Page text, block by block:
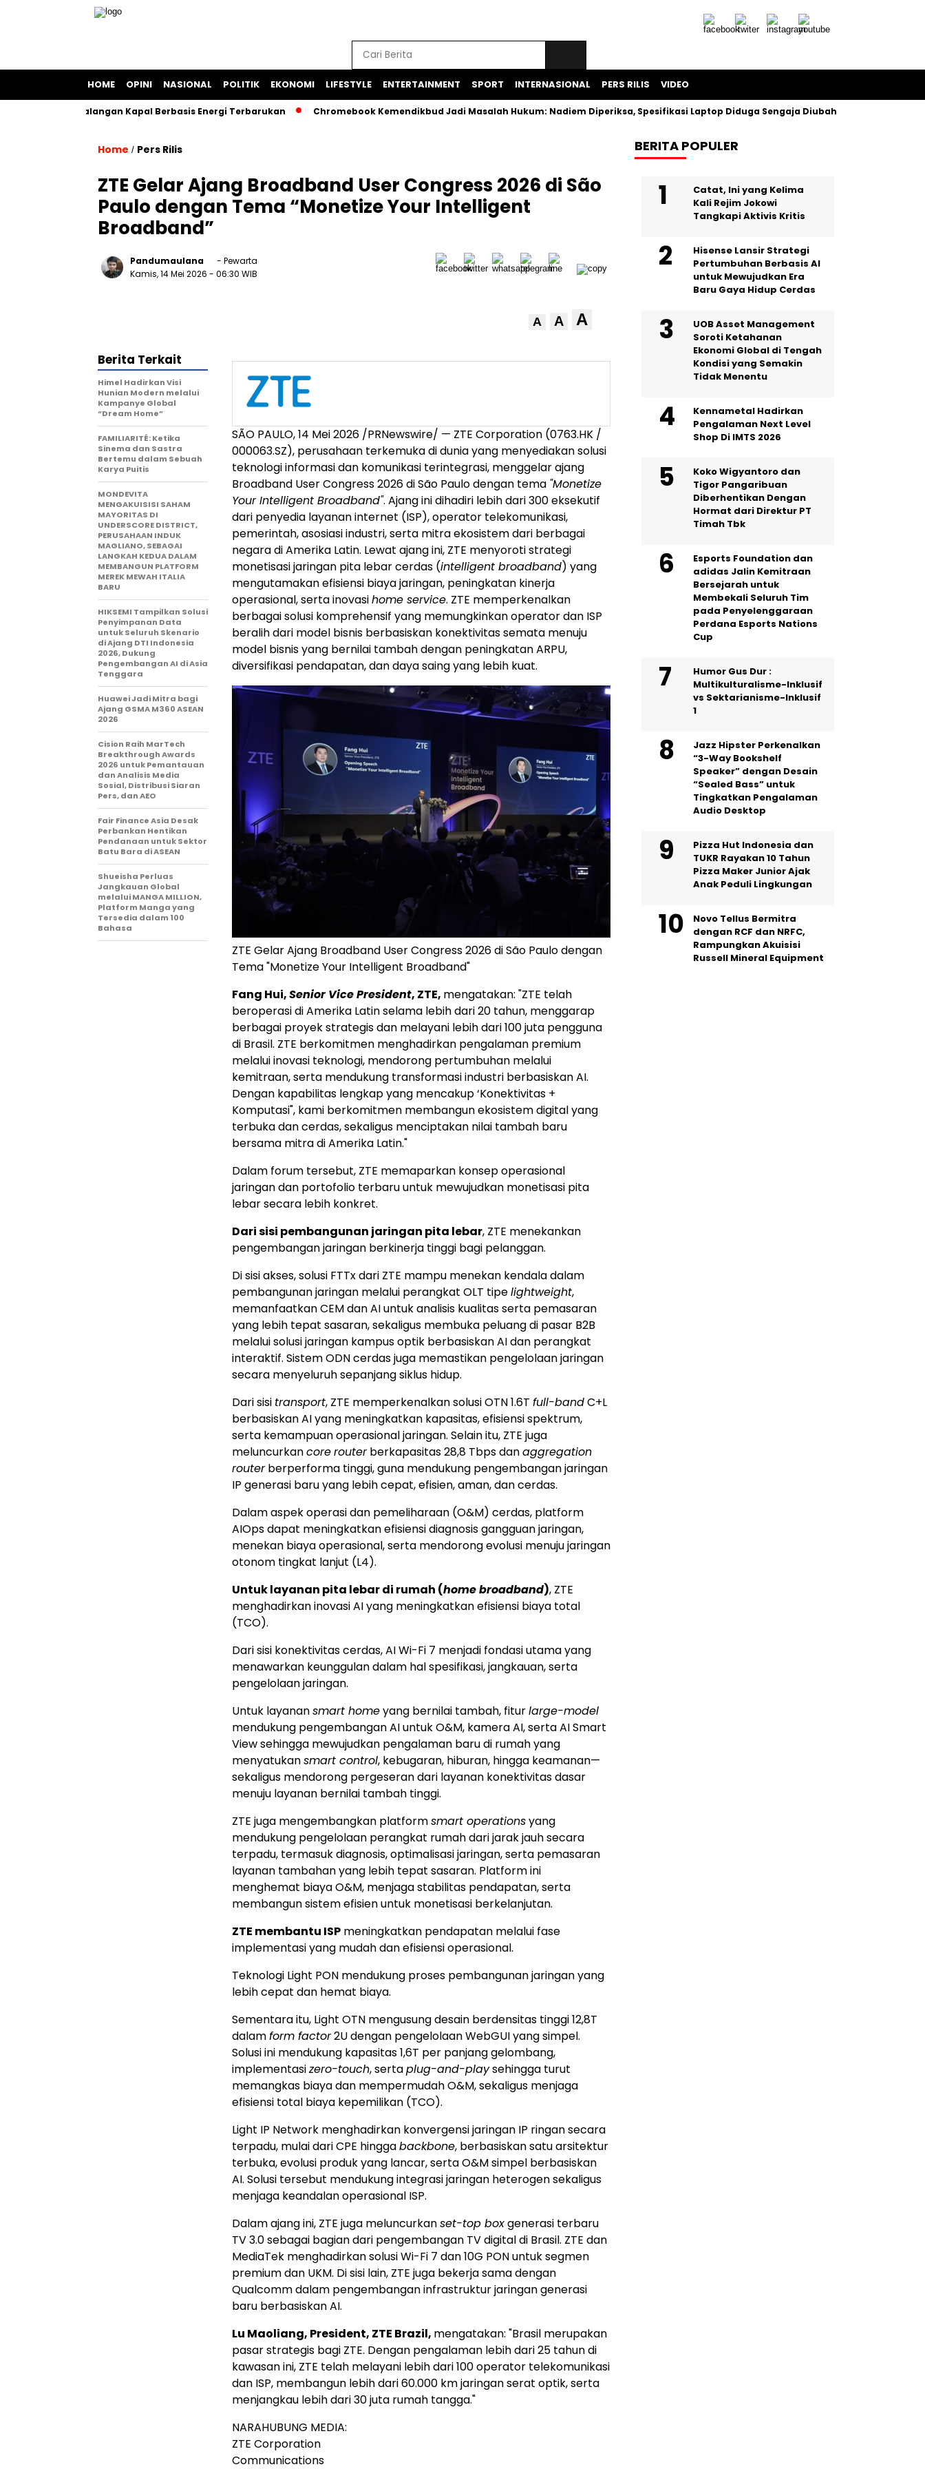
HOME OPINI NASIONAL POLITIK EKONOMI LIFESTYLE ENTERTAINMENT SPORT INTERNASIONAL PERS RILIS VIDEO
Bangun Galangan Kapal Berbasis Energi Terbarukan Chromebook Kemendikbud Jadi Masalah Hukum: Nadiem Diperiksa, Spesifikasi Laptop Diduga Sengaja Diubah Paksa
Home / Pers Rilis
ZTE Gelar Ajang Broadband User Congress 2026 di São
Paulo dengan Tema “Monetize Your Intelligent
Broadband”
Pandumaulana
- Pewarta
Kamis, 14 Mei 2026 - 06:30 WIB
A A A
SÃO PAULO,14 Mei 2026 /PRNewswire/ — ZTE Corporation (0763.HK /
000063.SZ), perusahaan terkemuka di dunia yang menyediakan solusi
teknologi informasi dan komunikasi terintegrasi, menggelar ajang
Broadband User Congress 2026 di São Paulo dengan tema "Monetize
Your Intelligent Broadband". Ajang ini dihadiri lebih dari 300 eksekutif
dari penyedia layanan internet (ISP), operator telekomunikasi,
pemerintah, asosiasi industri, serta mitra ekosistem dari berbagai
negara di Amerika Latin. Lewat ajang ini, ZTE menyoroti strategi
monetisasi jaringan pita lebar cerdas (intelligent broadband) yang
mengutamakan efisiensi biaya jaringan, peningkatan kinerja
operasional, serta inovasihome service. ZTE memperkenalkan
berbagai solusi komprehensif yang memungkinkan operator dan ISP
beralih dari model bisnis berbasiskan konektivitas semata menuju
model bisnis yang bernilai tambah dengan peningkatan ARPU,
diversifikasi pendapatan, dan daya saing yang lebih kuat.
ZTE Gelar Ajang Broadband User Congress 2026 di São Paulo dengan
Tema "Monetize Your Intelligent Broadband"
Fang Hui,Senior Vice President, ZTE, mengatakan: "ZTE telah
beroperasi di Amerika Latin selama lebih dari 20 tahun, menggarap
berbagai proyek strategis dan melayani lebih dari 100 juta pengguna
di Brasil. ZTE berkomitmen menghadirkan pengalaman premium
melalui inovasi teknologi, mendorong pertumbuhan melalui
kemitraan, serta mendukung transformasi industri berbasiskan AI.
Dengan kapabilitas lengkap yang mencakup ‘Konektivitas +
Komputasi", kami berkomitmen membangun ekosistem digital yang
terbuka dan cerdas, sekaligus menciptakan nilai tambah baru
bersama mitra di Amerika Latin."
Dalam forum tersebut, ZTE memaparkan konsep operasional
jaringan dan portofolio terbaru untuk mewujudkan monetisasi pita
lebar secara lebih konkret.
Dari sisi pembangunan jaringan pita lebar, ZTE menekankan
pengembangan jaringan berkinerja tinggi bagi pelanggan.
Di sisi akses, solusi FTTx dari ZTE mampu menekan kendala dalam
pembangunan jaringan melalui perangkat OLT tipelightweight,
memanfaatkan CEM dan AI untuk analisis kualitas serta pemasaran
yang lebih tepat sasaran, sekaligus membuka peluang di pasar B2B
melalui solusi jaringan kampus optik berbasiskan AI dan perangkat
interaktif. Sistem ODN cerdas juga memastikan pengelolaan jaringan
secara menyeluruh sepanjang siklus hidup.
Dari sisi transport, ZTE memperkenalkan solusi OTN 1.6T full-bandC+L
berbasiskan AI yang meningkatkan kapasitas, efisiensi spektrum,
serta kemampuan operasional jaringan. Selain itu, ZTE juga
meluncurkancorerouterberkapasitas 28,8 Tbps danaggregation
routerberperforma tinggi, guna mendukung pengembangan jaringan
IP generasi baru yang lebih cepat, efisien, aman, dan cerdas.
Dalam aspek operasi dan pemeliharaan (O&M) cerdas, platform
AIOps dapat meningkatkan efisiensi diagnosis gangguan jaringan,
menekan biaya operasional, serta mendorong evolusi menuju jaringan
otonom tingkat lanjut (L4).
Untuk layanan pita lebar di rumah (home broadband), ZTE
menghadirkan inovasi AI yang meningkatkan efisiensi biaya total
(TCO).
Dari sisi konektivitas cerdas, AI Wi-Fi 7 menjadi fondasi utama yang
menawarkan keunggulan dalam hal spesifikasi, jangkauan, serta
pengelolaan jaringan.
Untuk layanansmart homeyang bernilai tambah, fiturlarge-model
mendukung pengembangan AI untuk O&M, kamera AI, serta AI Smart
View sehingga mewujudkan pengalaman baru di rumah yang
menyatukansmart control, kebugaran, hiburan, hingga keamanan—
sekaligus mendorong pergeseran dari layanan konektivitas dasar
menuju layanan bernilai tambah tinggi.
ZTE juga mengembangkan platformsmart operationsyang
mendukung pengelolaan perangkat rumah dari jarak jauh secara
terpadu, termasuk diagnosis, optimalisasi jaringan, serta pemasaran
layanan tambahan yang lebih tepat sasaran. Platform ini
menghemat biaya O&M, menjaga stabilitas pendapatan, serta
membangun sistem efisien untuk monetisasi berkelanjutan.
ZTE membantu ISP meningkatkan pendapatan melalui fase
implementasi yang mudah dan efisiensi operasional.
Teknologi Light PON mendukung proses pembangunan jaringan yang
lebih cepat dan hemat biaya.
Sementara itu, Light OTN mengusung desain berdensitas tinggi 12,8T
dalamform factor2U dengan pengelolaan WebGUI yang simpel.
Solusi ini mendukung kapasitas 1,6T per panjang gelombang,
implementasizero-touch, sertaplug-and-playsehingga turut
memangkas biaya dan mempermudah O&M, sekaligus menjaga
efisiensi total biaya kepemilikan (TCO).
Light IP Network menghadirkan konvergensi jaringan IP ringan secara
terpadu, mulai dari CPE hinggabackbone, berbasiskan satu arsitektur
terbuka, evolusi produk yang lancar, serta O&M simpel berbasiskan
AI. Solusi tersebut mendukung integrasi jaringan heterogen sekaligus
menjaga keandalan operasional ISP.
Dalam ajang ini, ZTE juga meluncurkanset-top boxgenerasi terbaru
TV 3.0 sebagai bagian dari pengembangan TV digital di Brasil. ZTE dan
MediaTek menghadirkan solusi Wi-Fi 7 dan 10G PON untuk segmen
premium dan UKM. Di sisi lain, ZTE juga bekerja sama dengan
Qualcomm dalam pengembangan infrastruktur jaringan generasi
baru berbasiskan AI.
Lu Maoliang, President, ZTE Brazil, mengatakan: "Brasil merupakan
pasar strategis bagi ZTE. Dengan pengalaman lebih dari 25 tahun di
kawasan ini, ZTE telah melayani lebih dari 100 operator telekomunikasi
dan ISP, membangun lebih dari 60.000 km jaringan serat optik, serta
menjangkau lebih dari 30 juta rumah tangga."
NARAHUBUNG MEDIA:
ZTE Corporation
Communications
Berita Terkait
Himel Hadirkan Visi
Hunian Modern melalui
Kampanye Global
“Dream Home”
FAMILIARITÉ: Ketika
Sinema dan Sastra
Bertemu dalam Sebuah
Karya Puitis
MONDEVITA
MENGAKUISISI SAHAM
MAYORITAS DI
UNDERSCORE DISTRICT,
PERUSAHAAN INDUK
MAGLIANO, SEBAGAI
LANGKAH KEDUA DALAM
MEMBANGUN PLATFORM
MEREK MEWAH ITALIA
BARU
HIKSEMI Tampilkan Solusi
Penyimpanan Data
untuk Seluruh Skenario
di Ajang DTI Indonesia
2026, Dukung
Pengembangan AI di Asia
Tenggara
Huawei Jadi Mitra bagi
Ajang GSMA M360 ASEAN
2026
Cision Raih MarTech
Breakthrough Awards
2026 untuk Pemantauan
dan Analisis Media
Sosial, Distribusi Siaran
Pers, dan AEO
Fair Finance Asia Desak
Perbankan Hentikan
Pendanaan untuk Sektor
Batu Bara di ASEAN
Shueisha Perluas
Jangkauan Global
melalui MANGA MILLION,
Platform Manga yang
Tersedia dalam 100
Bahasa
BERITA POPULER
Catat, Ini yang Kelima
Kali Rejim Jokowi
Tangkapi Aktivis Kritis
Hisense Lansir Strategi
Pertumbuhan Berbasis AI
untuk Mewujudkan Era
Baru Gaya Hidup Cerdas
UOB Asset Management
Soroti Ketahanan
Ekonomi Global di Tengah
Kondisi yang Semakin
Tidak Menentu
Kennametal Hadirkan
Pengalaman Next Level
Shop Di IMTS 2026
Koko Wigyantoro dan
Tigor Pangaribuan
Diberhentikan Dengan
Hormat dari Direktur PT
Timah Tbk
Esports Foundation dan
adidas Jalin Kemitraan
Bersejarah untuk
Membekali Seluruh Tim
pada Penyelenggaraan
Perdana Esports Nations
Cup
Humor Gus Dur :
Multikulturalisme-Inklusif
vs Sektarianisme-Inklusif
1
Jazz Hipster Perkenalkan
“3-Way Bookshelf
Speaker” dengan Desain
“Sealed Bass” untuk
Tingkatkan Pengalaman
Audio Desktop
Pizza Hut Indonesia dan
TUKR Rayakan 10 Tahun
Pizza Maker Junior Ajak
Anak Peduli Lingkungan
Novo Tellus Bermitra
dengan RCF dan NRFC,
Rampungkan Akuisisi
Russell Mineral Equipment